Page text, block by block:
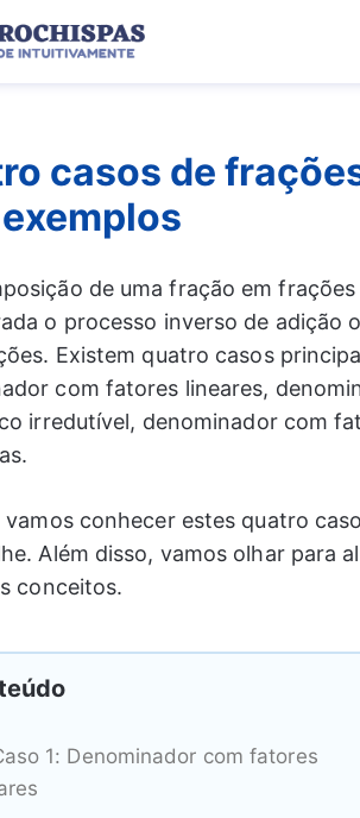
casos de
de uma fração em
o processo inverso de adição
Existem quatro casos
com fatores lineares,
irredutível, denominador com
vamos conhecer estes quatro
Além disso, vamos olhar para
conceitos.
1: Denominador com fatores